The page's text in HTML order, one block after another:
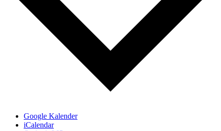
Google Kalender
iCalendar